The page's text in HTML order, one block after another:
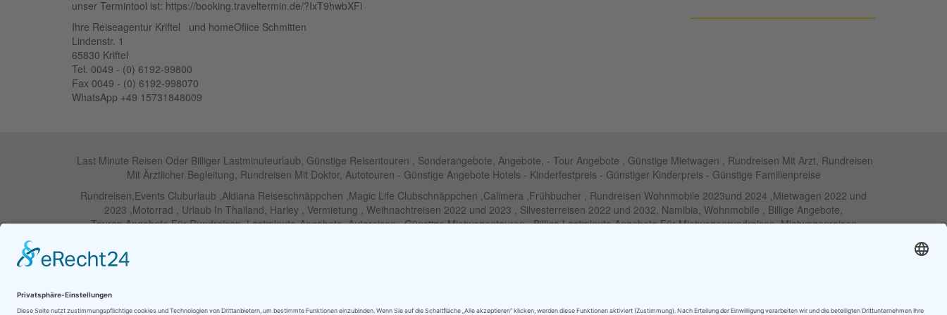
unser Termintool ist: https://booking.traveltermin.de/?IxT9hwbXFi
Ihre Reiseagentur Kriftel und homeOfiice Schmitten
Lindenstr. 1
65830 Kriftel
Tel. 0049 - (0) 6192-99800
Fax 0049 - (0) 6192-998070
WhatsApp +49 15731848009
Last Minute Reisen Oder Billiger Lastminuteurlaub, Günstige Reisentouren , Sonderangebote, Angebote, - Tour Angebote , Günstige Mietwagen , Rundreisen Mit Arzt, Rundreisen
Mit Ärztlicher Begleitung, Rundreisen Mit Doktor, Autotouren - Günstige Angebote Hotels - Kinderfestpreis - Günstiger Kinderpreis - Günstige Familienpreise
Rundreisen,Events Cluburlaub ,Aldiana Reiseschnäppchen ,Magic Life Clubschnäppchen ,Calimera ,Frühbucher , Rundreisen Wohnmobile 2023und 2024 ,Mietwagen 2022 und
2023 ,Motorrad , Urlaub In Thailand, Harley , Vermietung , Weihnachtreisen 2022 und 2023 , Silvesterreisen 2022 und 2032, Namibia, Wohnmobile , Billige Angebote,
Touren,Angebote Für Rundreisen ,Lastminute-Angebote ,Autoreisen , Günstige Mietwagentouren , Billige Lastminute Angebote Für Mietwagenrundreisen, Mietwagenreisen
Partner im Netzwerk Travel on Air